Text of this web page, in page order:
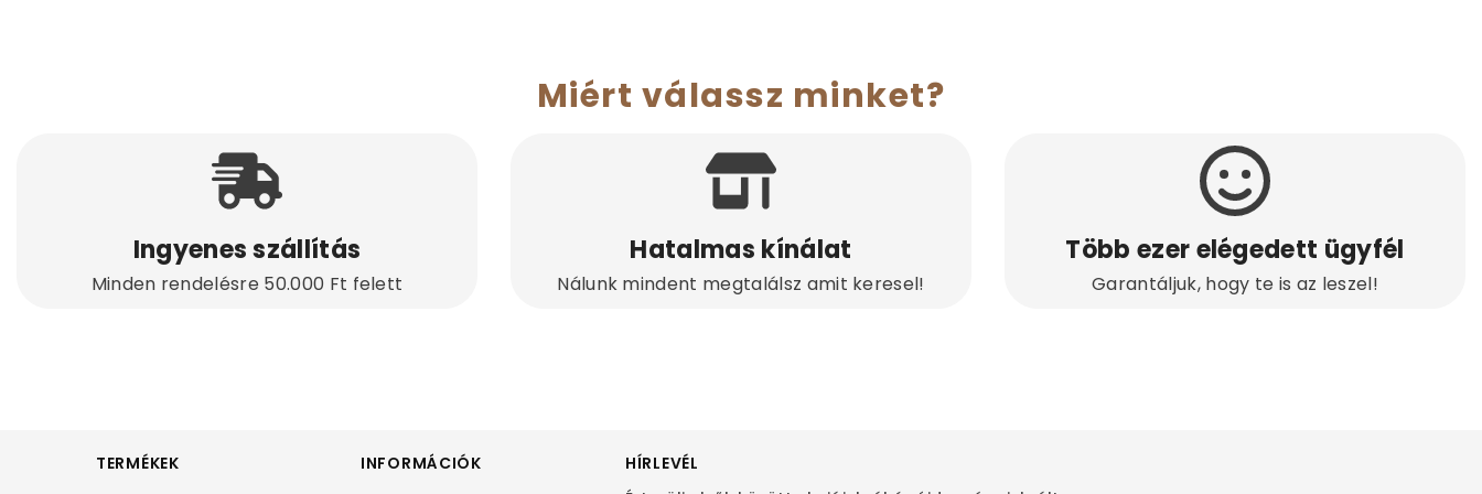
Miért válassz minket?
Ingyenes szállítás
Minden rendelésre 50.000 Ft felett
Hatalmas kínálat
Nálunk mindent megtalálsz amit keresel!
Több ezer elégedett ügyfél
Garantáljuk, hogy te is az leszel!
TERMÉKEK
INFORMÁCIÓK
HÍRLEVÉL